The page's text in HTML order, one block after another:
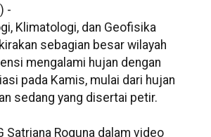
-
Klimatologi, dan Geofisika
sebagian besar wilayah
mengalami hujan dengan
pada Kamis, mulai dari hujan
sedang yang disertai petir.
Satriana Roguna dalam video